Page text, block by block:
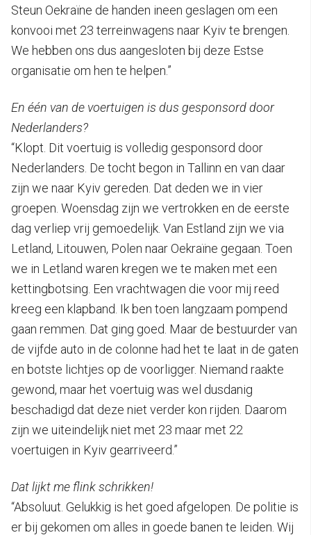
Steun Oekraïne de handen ineen geslagen om een
konvooi met 23 terreinwagens naar Kyiv te brengen.
We hebben ons dus aangesloten bij deze Estse
organisatie om hen te helpen.”
En één van de voertuigen is dus gesponsord door
Nederlanders?
“Klopt. Dit voertuig is volledig gesponsord door
Nederlanders. De tocht begon in Tallinn en van daar
zijn we naar Kyiv gereden. Dat deden we in vier
groepen. Woensdag zijn we vertrokken en de eerste
dag verliep vrij gemoedelijk. Van Estland zijn we via
Letland, Litouwen, Polen naar Oekraïne gegaan. Toen
we in Letland waren kregen we te maken met een
kettingbotsing. Een vrachtwagen die voor mij reed
kreeg een klapband. Ik ben toen langzaam pompend
gaan remmen. Dat ging goed. Maar de bestuurder van
de vijfde auto in de colonne had het te laat in de gaten
en botste lichtjes op de voorligger. Niemand raakte
gewond, maar het voertuig was wel dusdanig
beschadigd dat deze niet verder kon rijden. Daarom
zijn we uiteindelijk niet met 23 maar met 22
voertuigen in Kyiv gearriveerd.”
Dat lijkt me flink schrikken!
“Absoluut. Gelukkig is het goed afgelopen. De politie is
er bij gekomen om alles in goede banen te leiden. Wij